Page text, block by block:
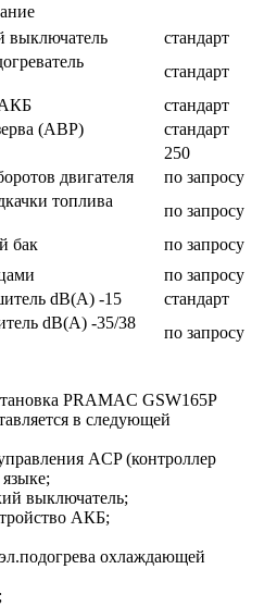
выключатель
стандарт
стандарт
АКБ
стандарт
(АВР)
стандарт
250
двигателя
по запросу
топлива
по запросу
бак
по запросу
по запросу
dB(A) -15
стандарт
dB(A) -35/38
по запросу
PRAMAC GSW165P
в следующей
ACP (контроллер
выключатель;
АКБ;
охлаждающей